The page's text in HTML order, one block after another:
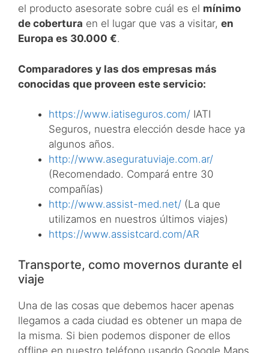
el producto asesorate sobre cuál es el mínimo
de cobertura en el lugar que vas a visitar, en
Europa es 30.000 €.
Comparadores y las dos empresas más
conocidas que proveen este servicio:
https://www.iatiseguros.com/ IATI
Seguros, nuestra elección desde hace ya
algunos años.
http://www.aseguratuviaje.com.ar/
(Recomendado. Compará entre 30
compañías)
http://www.assist-med.net/ (La que
utilizamos en nuestros últimos viajes)
https://www.assistcard.com/AR
Transporte, como movernos durante el
viaje
Una de las cosas que debemos hacer apenas
llegamos a cada ciudad es obtener un mapa de
la misma. Si bien podemos disponer de ellos
offline en nuestro teléfono usando Google Maps